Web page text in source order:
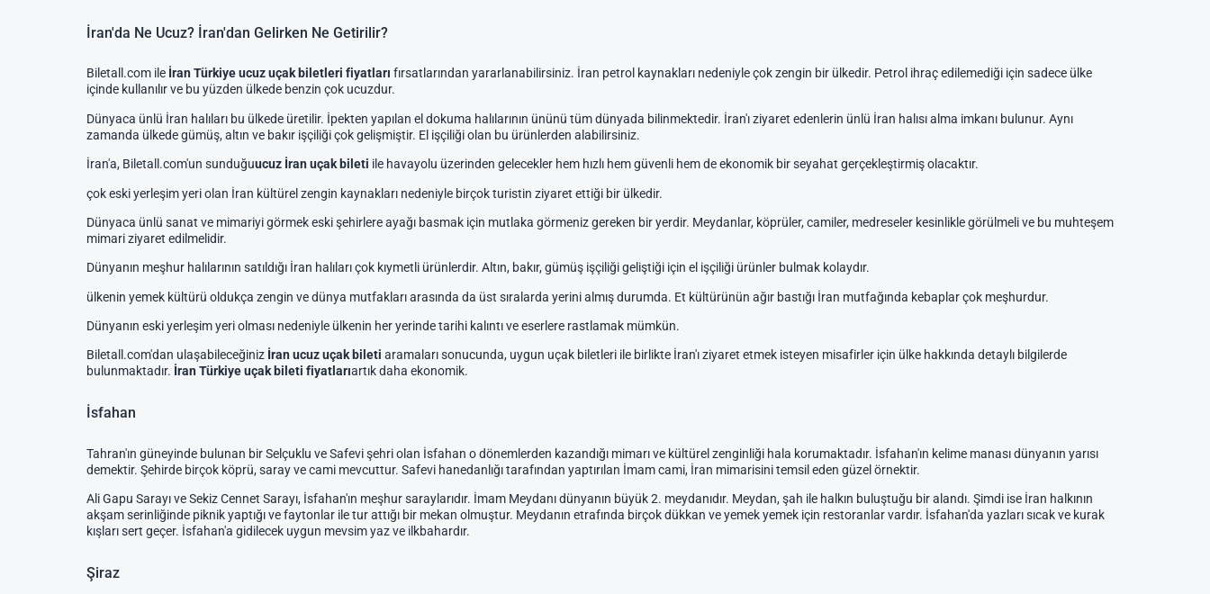
İran'da Ne Ucuz? İran'dan Gelirken Ne Getirilir?
Biletall.com ile İran Türkiye ucuz uçak biletleri fiyatları fırsatlarından yararlanabilirsiniz. İran petrol kaynakları nedeniyle çok zengin bir ülkedir. Petrol ihraç edilemediği için sadece ülke
içinde kullanılır ve bu yüzden ülkede benzin çok ucuzdur.
Dünyaca ünlü İran halıları bu ülkede üretilir. İpekten yapılan el dokuma halılarının ününü tüm dünyada bilinmektedir. İran'ı ziyaret edenlerin ünlü İran halısı alma imkanı bulunur. Aynı
zamanda ülkede gümüş, altın ve bakır işçiliği çok gelişmiştir. El işçiliği olan bu ürünlerden alabilirsiniz.
İran'a, Biletall.com'un sunduğuucuz İran uçak bileti ile havayolu üzerinden gelecekler hem hızlı hem güvenli hem de ekonomik bir seyahat gerçekleştirmiş olacaktır.
çok eski yerleşim yeri olan İran kültürel zengin kaynakları nedeniyle birçok turistin ziyaret ettiği bir ülkedir.
Dünyaca ünlü sanat ve mimariyi görmek eski şehirlere ayağı basmak için mutlaka görmeniz gereken bir yerdir. Meydanlar, köprüler, camiler, medreseler kesinlikle görülmeli ve bu muhteşem
mimari ziyaret edilmelidir.
Dünyanın meşhur halılarının satıldığı İran halıları çok kıymetli ürünlerdir. Altın, bakır, gümüş işçiliği geliştiği için el işçiliği ürünler bulmak kolaydır.
ülkenin yemek kültürü oldukça zengin ve dünya mutfakları arasında da üst sıralarda yerini almış durumda. Et kültürünün ağır bastığı İran mutfağında kebaplar çok meşhurdur.
Dünyanın eski yerleşim yeri olması nedeniyle ülkenin her yerinde tarihi kalıntı ve eserlere rastlamak mümkün.
Biletall.com'dan ulaşabileceğiniz İran ucuz uçak bileti aramaları sonucunda, uygun uçak biletleri ile birlikte İran'ı ziyaret etmek isteyen misafirler için ülke hakkında detaylı bilgilerde
bulunmaktadır. İran Türkiye uçak bileti fiyatlarıartık daha ekonomik.
İsfahan
Tahran'ın güneyinde bulunan bir Selçuklu ve Safevi şehri olan İsfahan o dönemlerden kazandığı mimarı ve kültürel zenginliği hala korumaktadır. İsfahan'ın kelime manası dünyanın yarısı
demektir. Şehirde birçok köprü, saray ve cami mevcuttur. Safevi hanedanlığı tarafından yaptırılan İmam cami, İran mimarisini temsil eden güzel örnektir.
Ali Gapu Sarayı ve Sekiz Cennet Sarayı, İsfahan'ın meşhur saraylarıdır. İmam Meydanı dünyanın büyük 2. meydanıdır. Meydan, şah ile halkın buluştuğu bir alandı. Şimdi ise İran halkının
akşam serinliğinde piknik yaptığı ve faytonlar ile tur attığı bir mekan olmuştur. Meydanın etrafında birçok dükkan ve yemek yemek için restoranlar vardır. İsfahan'da yazları sıcak ve kurak
kışları sert geçer. İsfahan'a gidilecek uygun mevsim yaz ve ilkbahardır.
Şiraz